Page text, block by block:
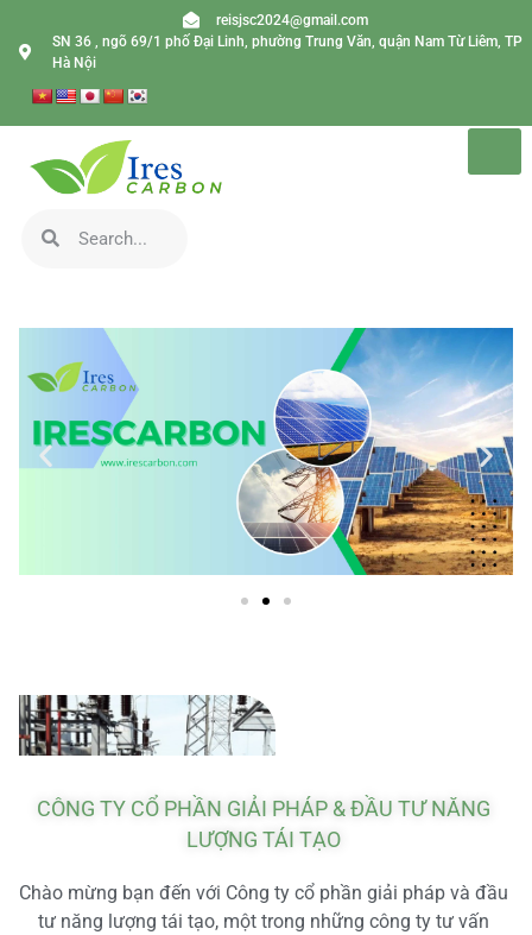
reisjsc2024@gmail.com
SN 36 , ngõ 69/1 phố Đại Linh, phường Trung Văn, quận Nam Từ Liêm, TP
Hà Nội
CÔNG TY CỔ PHẦN GIẢI PHÁP & ĐẦU TƯ NĂNG
LƯỢNG TÁI TẠO
Chào mừng bạn đến với Công ty cổ phần giải pháp và đầu
tư năng lượng tái tạo, một trong những công ty tư vấn